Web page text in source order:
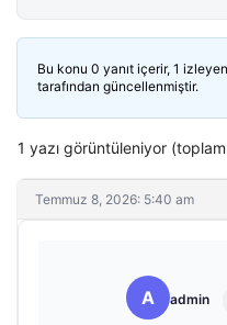
Bu konu 0 yanıt içerir, 1
tarafından güncellenmiştir.
1 yazı görüntüleniyor
Temmuz 8, 2026: 5:40 am
A admin